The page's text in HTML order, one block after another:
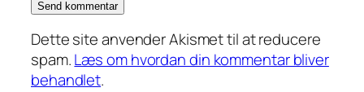
Dette site anvender Akismet til at reducere
spam.Læs om hvordan din kommentar bliver
behandlet.